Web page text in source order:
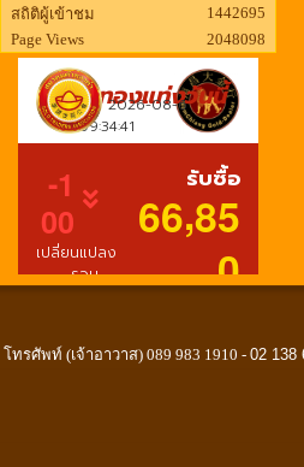
สถิติผู้เข้าชม
1442695
Page Views
2048098
โทรศัพท์ (เจ้าอาวาส) 089 983 1910 - 02 138